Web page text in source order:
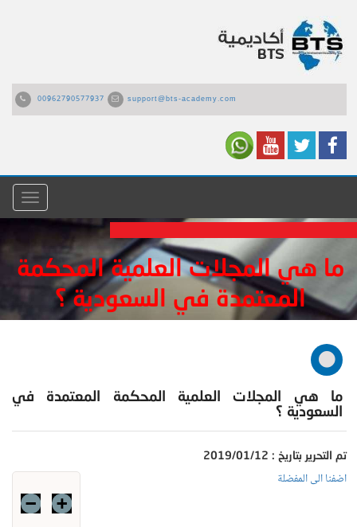
00962790577937 support@bts-academy.com
القائمة
ما هي المجلات العلمية المحكمة
المعتمدة في السعودية ؟
ما هي المجلات العلمية المحكمة المعتمدة في
السعودية ؟
تم التحرير بتاريخ : 2019/01/12
اضفنا الى المفضلة